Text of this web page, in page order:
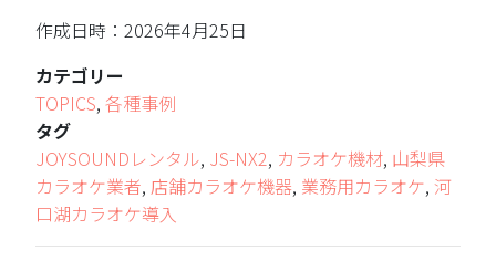
作成日時：2026年4月25日
カテゴリー
TOPICS, 各種事例
タグ
JOYSOUNDレンタル, JS-NX2, カラオケ機材, 山梨県
カラオケ業者, 店舗カラオケ機器, 業務用カラオケ, 河
口湖カラオケ導入